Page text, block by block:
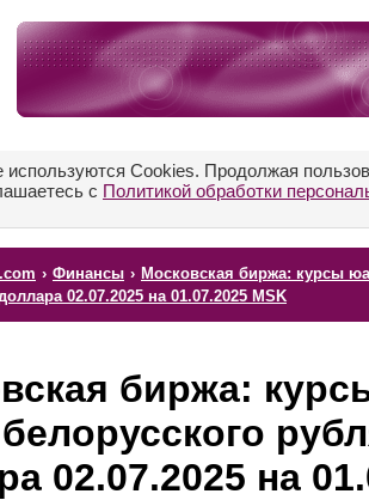
используются Cookies. Продолжая
с Политикой обработки
› Финансы › Московская биржа: курсы
02.07.2025 на 01.07.2025 MSK
биржа:
02.07.2025 на